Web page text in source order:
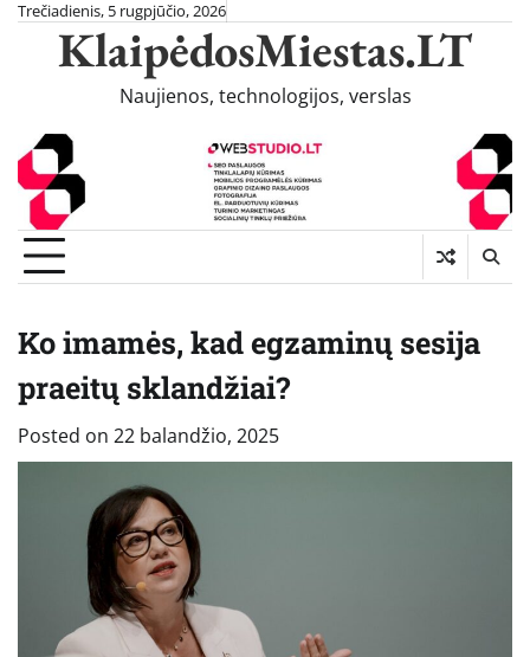
Skip
content
Trečiadienis, 5 rugpjūčio, 2026
KlaipėdosMiestas.LT
Naujienos, technologijos, verslas
Ko imamės, kad egzaminų sesija
praeitų sklandžiai?
Posted on 22 balandžio, 2025